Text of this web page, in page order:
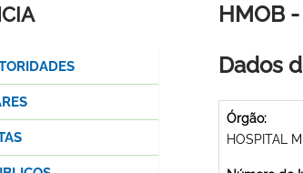
HMOB
Dados
Órgão:
HOSPITAL